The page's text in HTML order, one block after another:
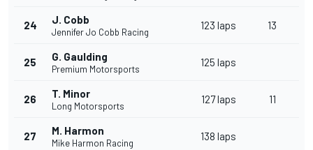
24 J. Cobb
Jennifer Jo Cobb Racing
123 laps 13
25 G. Gaulding
Premium Motorsports
125 laps
26 T. Minor
Long Motorsports
127 laps 11
27 M. Harmon
Mike Harmon Racing
138 laps